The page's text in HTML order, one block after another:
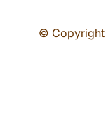
© Copyright